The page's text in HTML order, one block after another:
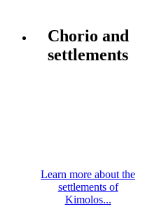
Chorio and
settlements
Learn more about the
settlements of
Kimolos...